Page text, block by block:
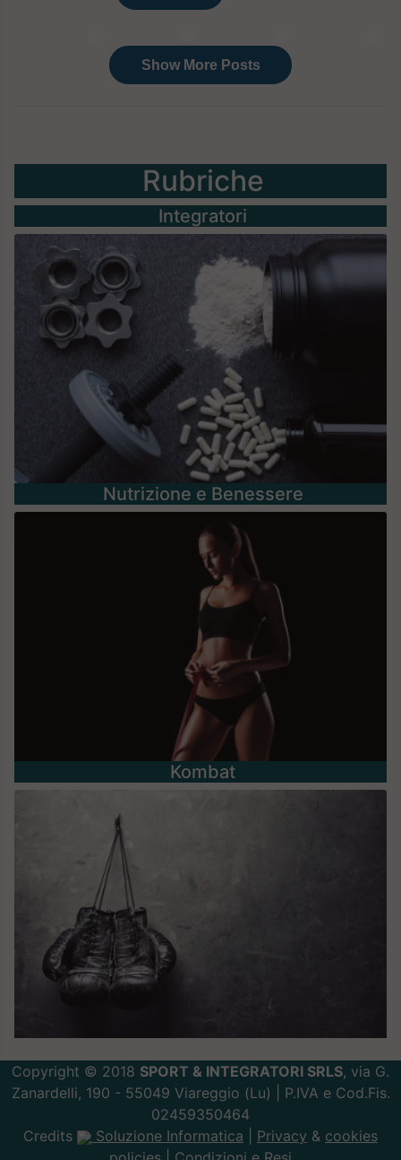
Rubriche
Integratori
Nutrizione e Benessere
Kombat
Copyright © 2018 SPORT & INTEGRATORI SRLS, via G.
Zanardelli, 190 - 55049 Viareggio (Lu) | P.IVA e Cod.Fis.
02459350464
Credits
Soluzione Informatica Privacy & cookies